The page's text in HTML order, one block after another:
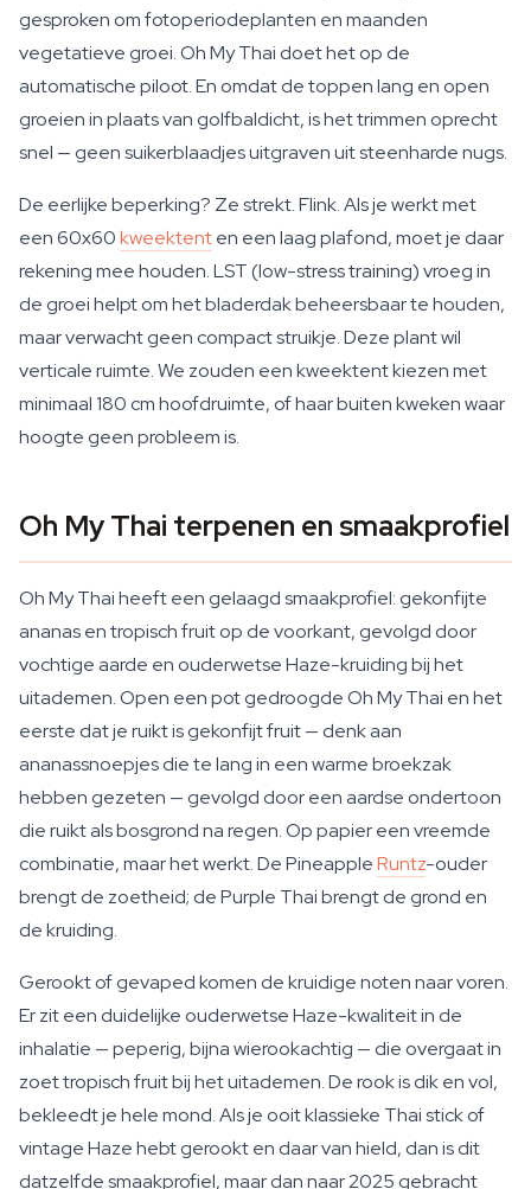
gesproken om fotoperiodeplanten en maanden
vegetatieve groei. Oh My Thai doet het op de
automatische piloot. En omdat de toppen lang en open
groeien in plaats van golfbaldicht, is het trimmen oprecht
snel — geen suikerblaadjes uitgraven uit steenharde nugs.
De eerlijke beperking? Ze strekt. Flink. Als je werkt met
een 60x60kweektenten een laag plafond, moet je daar
rekening mee houden. LST (low-stress training) vroeg in
de groei helpt om het bladerdak beheersbaar te houden,
maar verwacht geen compact struikje. Deze plant wil
verticale ruimte. We zouden een kweektent kiezen met
minimaal 180 cm hoofdruimte, of haar buiten kweken waar
hoogte geen probleem is.
Oh My Thai terpenen en smaakprofiel
Oh My Thai heeft een gelaagd smaakprofiel: gekonfijte
ananas en tropisch fruit op de voorkant, gevolgd door
vochtige aarde en ouderwetse Haze-kruiding bij het
uitademen. Open een pot gedroogde Oh My Thai en het
eerste dat je ruikt is gekonfijt fruit — denk aan
ananassnoepjes die te lang in een warme broekzak
hebben gezeten — gevolgd door een aardse ondertoon
die ruikt als bosgrond na regen. Op papier een vreemde
combinatie, maar het werkt. De PineappleRuntz-ouder
brengt de zoetheid; de Purple Thai brengt de grond en
de kruiding.
Gerookt of gevaped komen de kruidige noten naar voren.
Er zit een duidelijke ouderwetse Haze-kwaliteit in de
inhalatie — peperig, bijna wierookachtig — die overgaat in
zoet tropisch fruit bij het uitademen. De rook is dik en vol,
bekleedt je hele mond. Als je ooit klassieke Thai stick of
vintage Haze hebt gerookt en daar van hield, dan is dit
datzelfde smaakprofiel, maar dan naar 2025 gebracht